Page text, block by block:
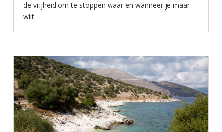
de vrijheid om te stoppen waar en wanneer je maar
wilt.